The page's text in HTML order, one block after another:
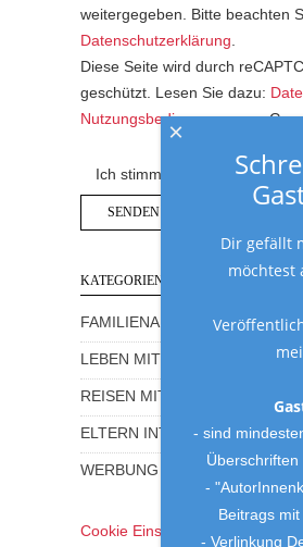
weitergegeben. Bitte beachten
Datenschutzerklärung.
Diese Seite wird durch
geschützt. Lesen Sie dazu:
Nutzungsbedingungenvon
Ich stimme der
KATEGORIEN
FAMILIENALLTAG MIT HUMOR
LEBEN MIT KINDERN
REISEN MIT KINDERN
ELTERN INTERVIEWS
WERBUNG UND
Cookie Einstellungen
Dir gefällt
möchtest
- sind
-
Beitrags
- Verlinkung
×